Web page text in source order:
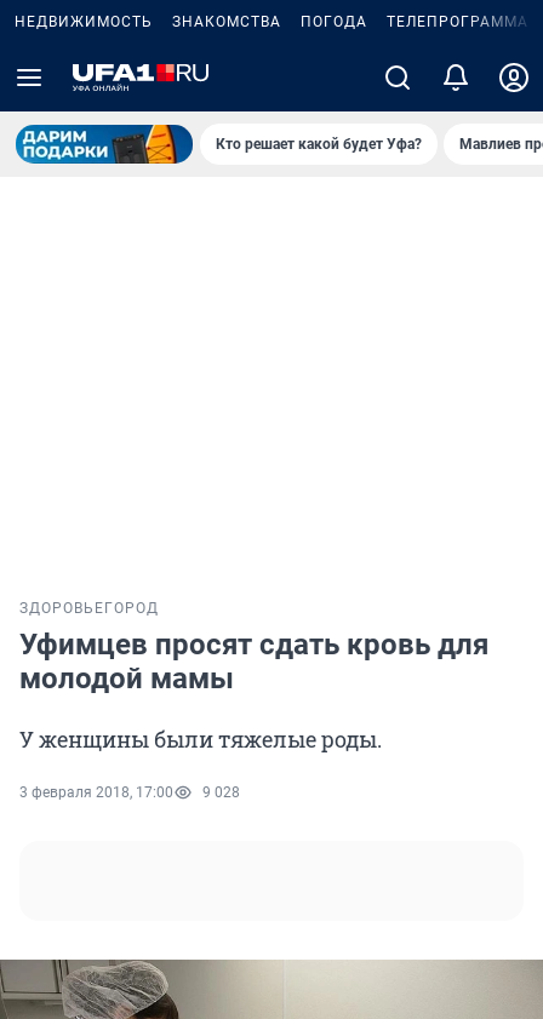
НЕДВИЖИМОСТЬ ЗНАКОМСТВА ПОГОДА ТЕЛЕПРОГРАММА
Кто решает какой будет Уфа? Мавлиев
ЗДОРОВЬЕ ГОРОД
Уфимцев просят сдать кровь для
молодой мамы
У женщины были тяжелые роды.
3 февраля 2018, 17:00 9 028